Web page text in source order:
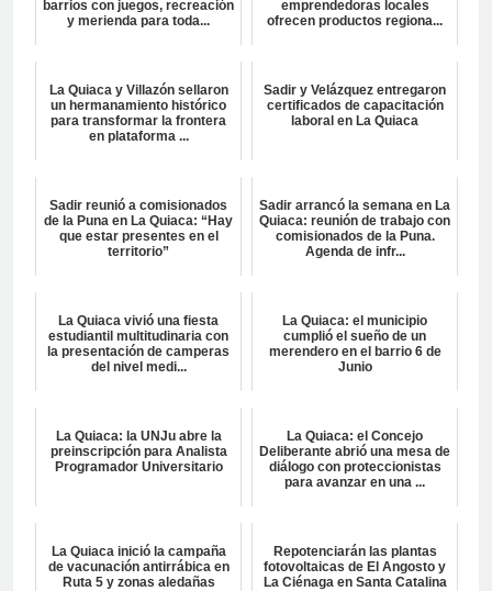
barrios con juegos, recreación
y merienda para toda...
emprendedoras locales
ofrecen productos regiona...
La Quiaca y Villazón sellaron
un hermanamiento histórico
para transformar la frontera
en plataforma ...
Sadir y Velázquez entregaron
certificados de capacitación
laboral en La Quiaca
Sadir reunió a comisionados
de la Puna en La Quiaca: “Hay
que estar presentes en el
territorio”
Sadir arrancó la semana en La
Quiaca: reunión de trabajo con
comisionados de la Puna.
Agenda de infr...
La Quiaca vivió una fiesta
estudiantil multitudinaria con
la presentación de camperas
del nivel medi...
La Quiaca: el municipio
cumplió el sueño de un
merendero en el barrio 6 de
Junio
La Quiaca: la UNJu abre la
preinscripción para Analista
Programador Universitario
La Quiaca: el Concejo
Deliberante abrió una mesa de
diálogo con proteccionistas
para avanzar en una ...
La Quiaca inició la campaña
de vacunación antirrábica en
Ruta 5 y zonas aledañas
Repotenciarán las plantas
fotovoltaicas de El Angosto y
La Ciénaga en Santa Catalina